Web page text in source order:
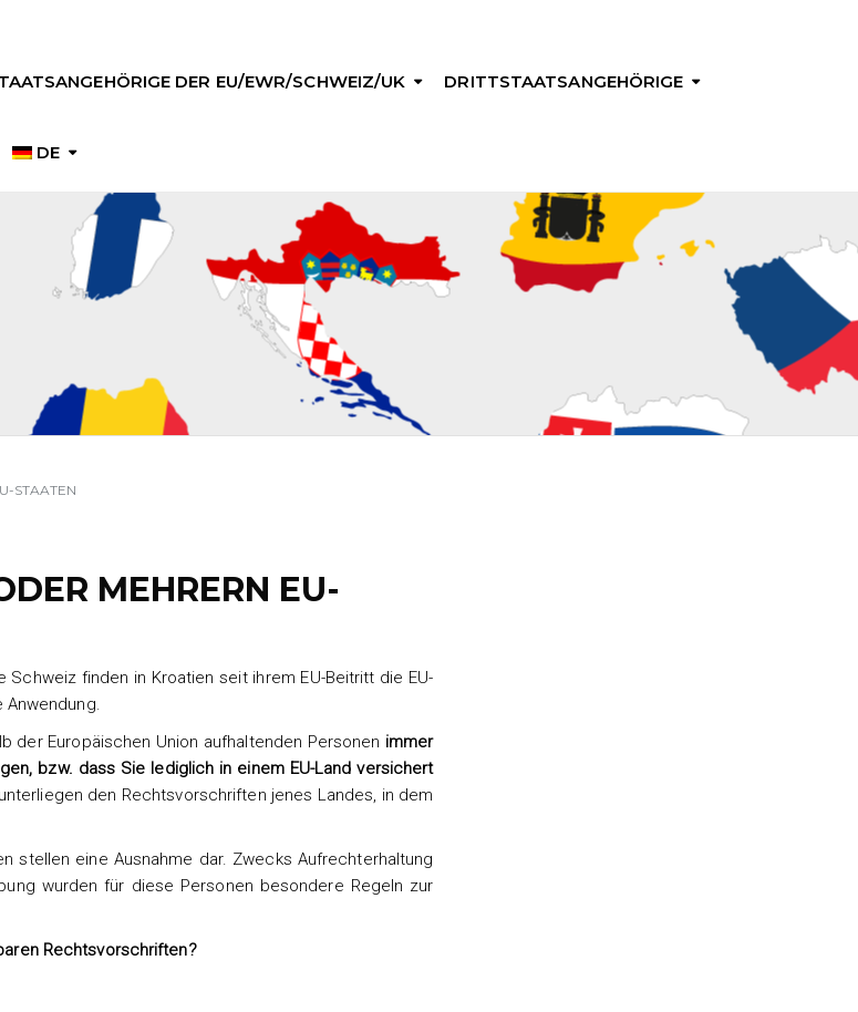
DER EU/EWR/SCHWEIZ/UK DRITTSTAATSANGEHÖRIGE
DE
STAATEN
MEHRERN EU-
finden in Kroatien seit ihrem EU-Beitritt die EU-
der Europäischen Union aufhaltenden Personen immer
bzw. dass Sie lediglich in einem EU-Land versichert
den Rechtsvorschriften jenes Landes, in dem
stellen eine Ausnahme dar. Zwecks Aufrechterhaltung
wurden für diese Personen besondere Regeln zur
Rechtsvorschriften?